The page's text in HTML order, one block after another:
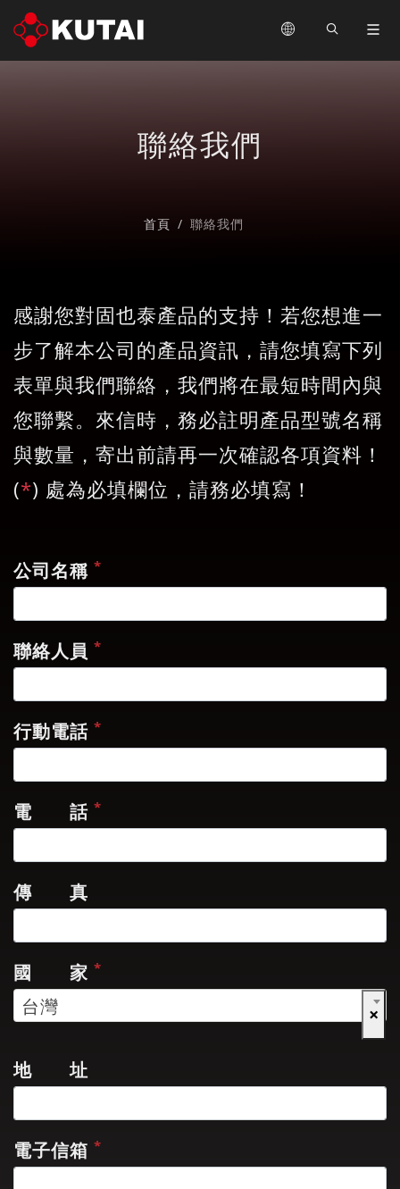
聯絡我們
首頁 聯絡我們
感謝您對固也泰產品的支持！若您想進一
步了解本公司的產品資訊，請您填寫下列
表單與我們聯絡，我們將在最短時間內與
您聯繫。來信時，務必註明產品型號名稱
與數量，寄出前請再一次確認各項資料！
(*) 處為必填欄位，請務必填寫！
公司名稱 *
聯絡人員 *
行動電話 *
電 話 *
傳 真
國 家 *
×
台灣
地 址
電子信箱 *